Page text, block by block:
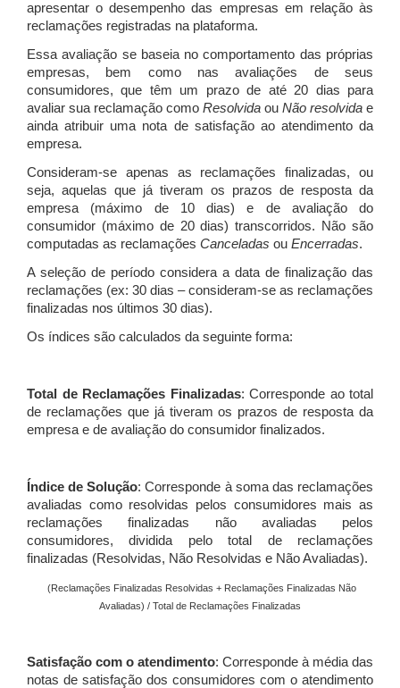
apresentar o desempenho das empresas em relação às
reclamações registradas na plataforma.
Essa avaliação se baseia no comportamento das próprias
empresas, bem como nas avaliações de seus
consumidores, que têm um prazo de até 20 dias para
avaliar sua reclamação como Resolvida ou Não resolvida e
ainda atribuir uma nota de satisfação ao atendimento da
empresa.
Consideram-se apenas as reclamações finalizadas, ou
seja, aquelas que já tiveram os prazos de resposta da
empresa (máximo de 10 dias) e de avaliação do
consumidor (máximo de 20 dias) transcorridos. Não são
computadas as reclamações Canceladas ou Encerradas.
A seleção de período considera a data de finalização das
reclamações (ex: 30 dias – consideram-se as reclamações
finalizadas nos últimos 30 dias).
Os índices são calculados da seguinte forma:
Total de Reclamações Finalizadas: Corresponde ao total
de reclamações que já tiveram os prazos de resposta da
empresa e de avaliação do consumidor finalizados.
Índice de Solução: Corresponde à soma das reclamações
avaliadas como resolvidas pelos consumidores mais as
reclamações finalizadas não avaliadas pelos
consumidores, dividida pelo total de reclamações
finalizadas (Resolvidas, Não Resolvidas e Não Avaliadas).
(Reclamações Finalizadas Resolvidas + Reclamações Finalizadas Não
Avaliadas) / Total de Reclamações Finalizadas
Satisfação com o atendimento: Corresponde à média das
notas de satisfação dos consumidores com o atendimento